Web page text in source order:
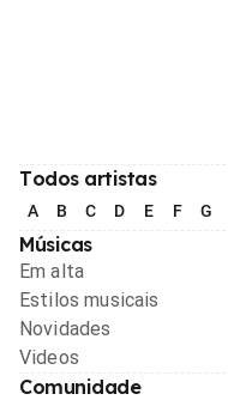
Todos artistas
A B C D E F G
Músicas
Em alta
Estilos musicais
Novidades
Videos
Comunidade